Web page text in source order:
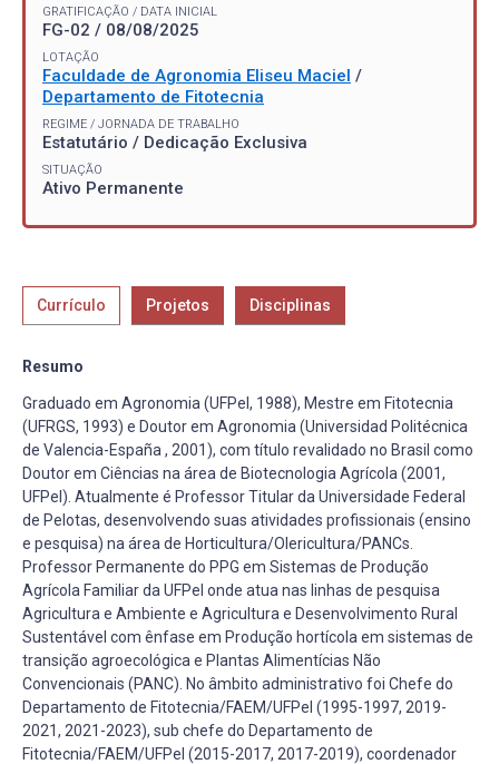
GRATIFICAÇÃO / DATA INICIAL
FG-02 / 08/08/2025
LOTAÇÃO
Faculdade de Agronomia Eliseu Maciel /
Departamento de Fitotecnia
REGIME / JORNADA DE TRABALHO
Estatutário / Dedicação Exclusiva
SITUAÇÃO
Ativo Permanente
Currículo Projetos Disciplinas
Resumo
Graduado em Agronomia (UFPel, 1988), Mestre em Fitotecnia
(UFRGS, 1993) e Doutor em Agronomia (Universidad Politécnica
de Valencia-España , 2001), com título revalidado no Brasil como
Doutor em Ciências na área de Biotecnologia Agrícola (2001,
UFPel). Atualmente é Professor Titular da Universidade Federal
de Pelotas, desenvolvendo suas atividades profissionais (ensino
e pesquisa) na área de Horticultura/Olericultura/PANCs.
Professor Permanente do PPG em Sistemas de Produção
Agrícola Familiar da UFPel onde atua nas linhas de pesquisa
Agricultura e Ambiente e Agricultura e Desenvolvimento Rural
Sustentável com ênfase em Produção hortícola em sistemas de
transição agroecológica e Plantas Alimentícias Não
Convencionais (PANC). No âmbito administrativo foi Chefe do
Departamento de Fitotecnia/FAEM/UFPel (1995-1997, 2019-
2021, 2021-2023), sub chefe do Departamento de
Fitotecnia/FAEM/UFPel (2015-2017, 2017-2019), coordenador